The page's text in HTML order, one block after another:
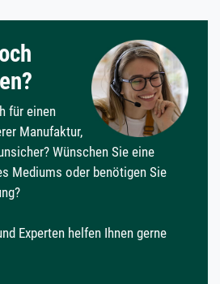
für einen
Manufaktur,
Wünschen Sie eine
Mediums oder benötigen Sie
Experten helfen Ihnen gerne